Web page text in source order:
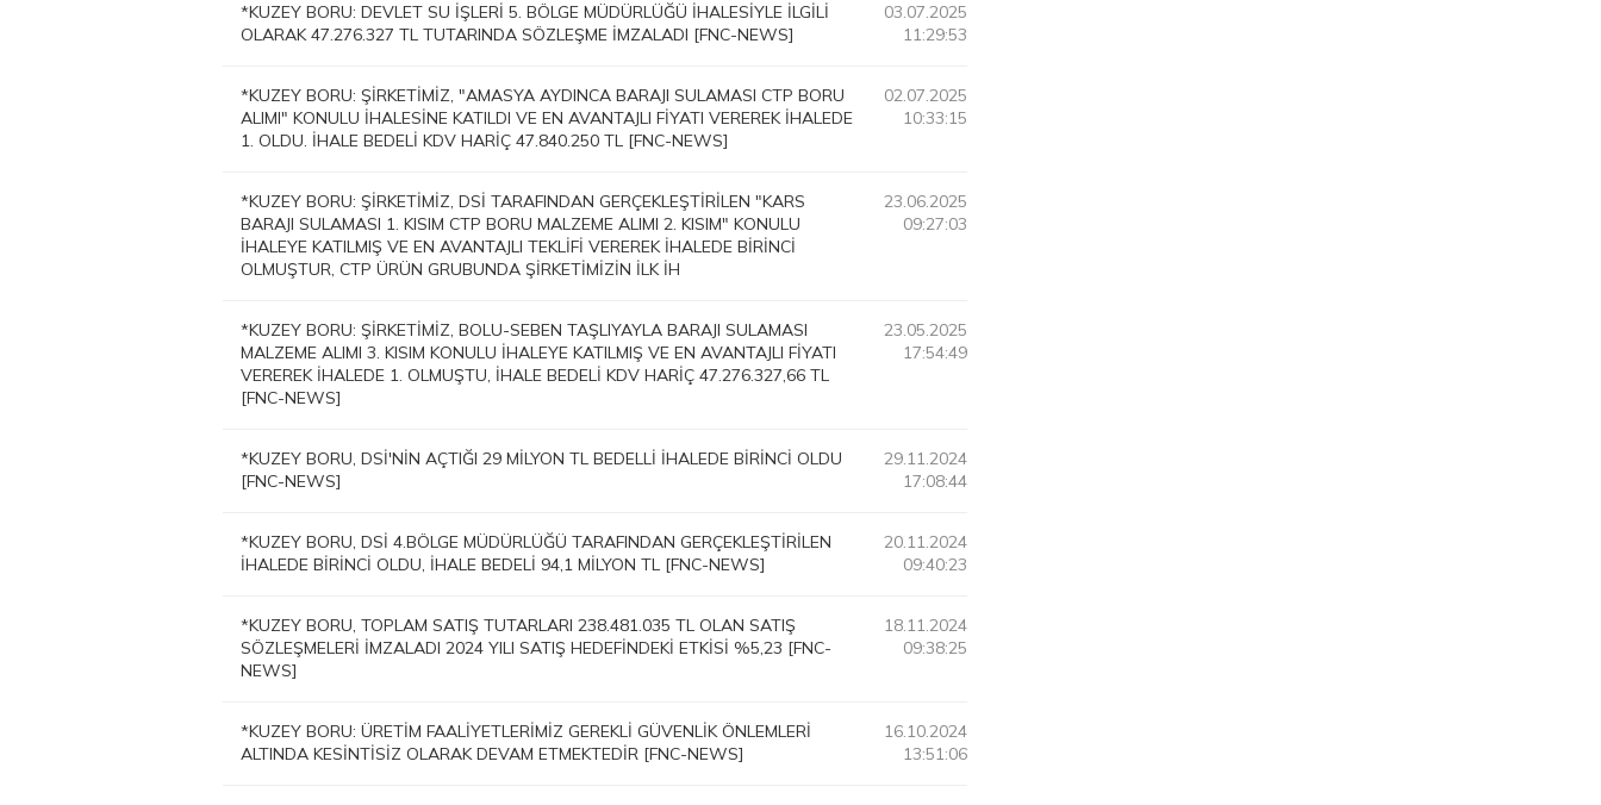
03.07.2025
11:29:53
*KUZEY BORU: DEVLET SU İŞLERİ 5. BÖLGE MÜDÜRLÜĞÜ İHALESİYLE İLGİLİ
OLARAK 47.276.327 TL TUTARINDA SÖZLEŞME İMZALADI [FNC-NEWS]
02.07.2025
10:33:15
*KUZEY BORU: ŞİRKETİMİZ, "AMASYA AYDINCA BARAJI SULAMASI CTP BORU
ALIMI" KONULU İHALESİNE KATILDI VE EN AVANTAJLI FİYATI VEREREK İHALEDE
1. OLDU. İHALE BEDELİ KDV HARİÇ 47.840.250 TL [FNC-NEWS]
23.06.2025
09:27:03
*KUZEY BORU: ŞİRKETİMİZ, DSİ TARAFINDAN GERÇEKLEŞTİRİLEN "KARS
BARAJI SULAMASI 1. KISIM CTP BORU MALZEME ALIMI 2. KISIM" KONULU
İHALEYE KATILMIŞ VE EN AVANTAJLI TEKLİFİ VEREREK İHALEDE BİRİNCİ
OLMUŞTUR, CTP ÜRÜN GRUBUNDA ŞİRKETİMİZİN İLK İH
23.05.2025
17:54:49
*KUZEY BORU: ŞİRKETİMİZ, BOLU-SEBEN TAŞLIYAYLA BARAJI SULAMASI
MALZEME ALIMI 3. KISIM KONULU İHALEYE KATILMIŞ VE EN AVANTAJLI FİYATI
VEREREK İHALEDE 1. OLMUŞTU, İHALE BEDELİ KDV HARİÇ 47.276.327,66 TL
[FNC-NEWS]
29.11.2024
17:08:44
*KUZEY BORU, DSİ'NİN AÇTIĞI 29 MİLYON TL BEDELLİ İHALEDE BİRİNCİ OLDU
[FNC-NEWS]
20.11.2024
09:40:23
*KUZEY BORU, DSİ 4.BÖLGE MÜDÜRLÜĞÜ TARAFINDAN GERÇEKLEŞTİRİLEN
İHALEDE BİRİNCİ OLDU, İHALE BEDELİ 94,1 MİLYON TL [FNC-NEWS]
18.11.2024
09:38:25
*KUZEY BORU, TOPLAM SATIŞ TUTARLARI 238.481.035 TL OLAN SATIŞ
SÖZLEŞMELERİ İMZALADI 2024 YILI SATIŞ HEDEFİNDEKİ ETKİSİ %5,23 [FNC-
NEWS]
16.10.2024
13:51:06
*KUZEY BORU: ÜRETİM FAALİYETLERİMİZ GEREKLİ GÜVENLİK ÖNLEMLERİ
ALTINDA KESİNTİSİZ OLARAK DEVAM ETMEKTEDİR [FNC-NEWS]